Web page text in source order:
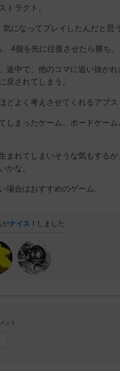
トラクト。
になってプレイしたんだと思う
4個を先に往復させたら勝ち。
途中で、他のコマに追い抜か
戻されてしまう。
よく考えさせてくれるアブス
しまったゲーム。ボードゲー
まれてしまいそうな気もする
かな。
場合はおすすめのゲーム。
がナイス！ しました
ント